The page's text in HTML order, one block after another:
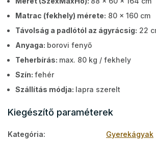
Matrac (fekhely) mérete: 80 x 160 cm
Távolság a padlótól az ágyrácsig: 22
Anyaga: borovi fenyő
Teherbírás: max. 80 kg / fekhely
Szín: fehér
Szállítás módja: lapra szerelt
Kiegészítő paraméterek
Kategória:
Gyerekágyak